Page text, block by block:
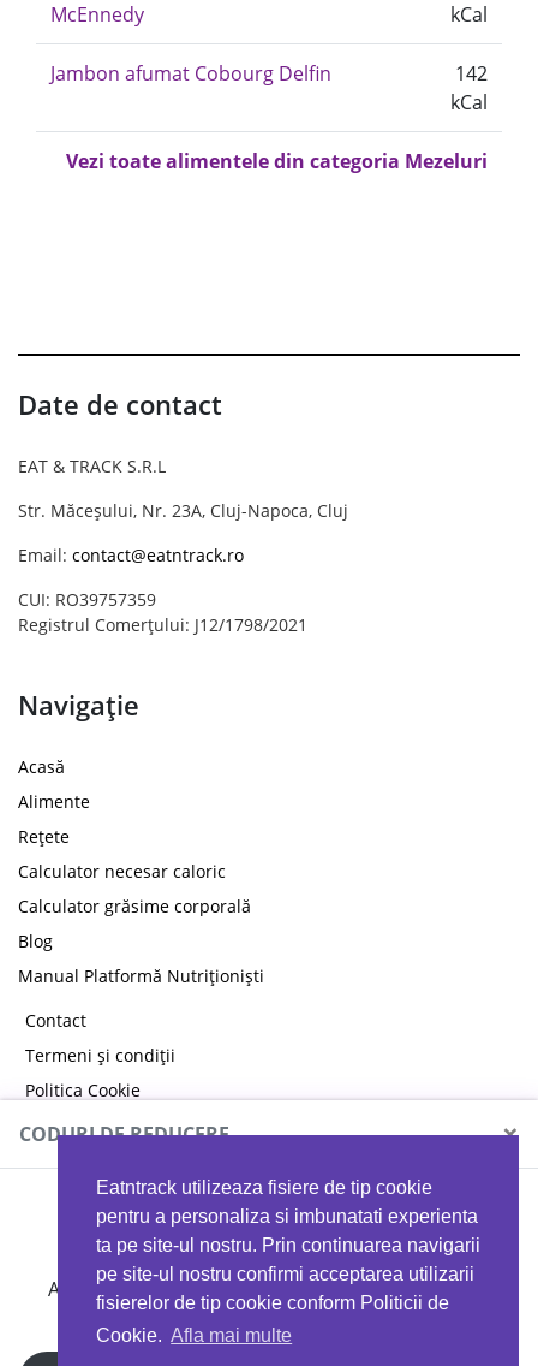
Eatntrack utilizeaza fisiere de tip cookie
pentru a personaliza si imbunatati experienta
ta pe site-ul nostru. Prin continuarea navigarii
pe site-ul nostru confirmi acceptarea utilizarii
fisierelor de tip cookie conform Politicii de
Cookie. Afla mai multe
McEnnedy
kCal
Jambon afumat Cobourg Delfin
142
kCal
Vezi toate alimentele din categoria Mezeluri
Date de contact
EAT & TRACK S.R.L
Str. Măceșului, Nr. 23A, Cluj-Napoca, Cluj
Email: contact@eatntrack.ro
CUI: RO39757359
Registrul Comerțului: J12/1798/2021
Navigație
Acasă
Alimente
Rețete
Calculator necesar caloric
Calculator grăsime corporală
Blog
Manual Platformă Nutriționiști
Contact
Termeni și condiții
Politica Cookie
Politica de confidențialitate
CODURI DE REDUCERE ×
MYPROTEIN
Ai 40%reducere la orice comandă folosind codul
EATTRACK